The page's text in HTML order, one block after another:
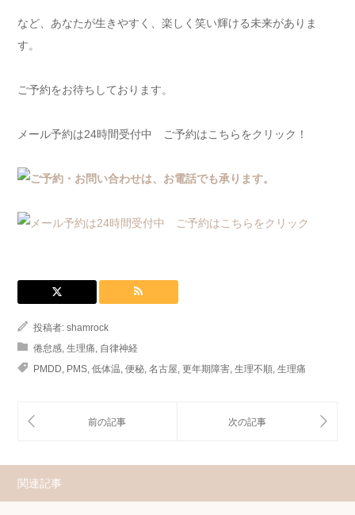
など、あなたが生きやすく、楽しく笑い輝ける未来がありま
す。
ご予約をお待ちしております。
メール予約は24時間受付中 ご予約はこちらをクリック！
投稿者: shamrock
倦怠感 生理痛 自律神経
PMDD PMS 低体温 便秘 名古屋 更年期障害 生理不順 生理痛
関連記事